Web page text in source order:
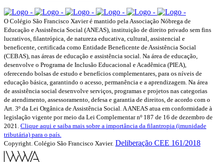
O Colégio São Francisco Xavier é mantido pela Associação Nóbrega de
Educação e Assistência Social (ANEAS), instituição de direito privado sem fins
lucrativos, filantrópica, de natureza educativa, cultural, assistencial e
beneficente, certificada como Entidade Beneficente de Assistência Social
(CEBAS), nas áreas de educação e assistência social. Na área de educação,
desenvolve o Programa de Inclusão Educacional e Acadêmica (PIEA),
oferecendo bolsas de estudo e benefícios complementares, para os níveis de
educação básica, garantindo o acesso, permanência e a aprendizagem. Na área
de assistência social desenvolve serviços, programas e projetos nas categorias
de atendimento, assessoramento, defesa e garantia de direitos, de acordo com o
Art. 3º da Lei Orgânica de Assistência Social. A ANEAS atua em conformidade à
legislação vigente por meio da Lei Complementar nº 187 de 16 de dezembro de
2021. Clique aqui e saiba mais sobre a importância da filantropia (imunidade
tributária) para o país.
Copyright. Colégio São Francisco Xavier. Deliberação CEE 161/2018